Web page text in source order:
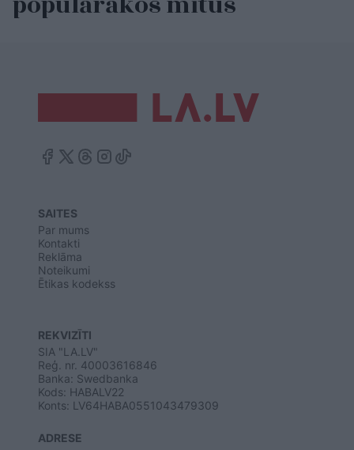
SAITES
Par mums
Kontakti
Reklāma
Noteikumi
Ētikas kodekss
REKVIZĪTI
SIA "LA.LV"
Reģ. nr. 40003616846
Banka: Swedbanka
Kods: HABALV22
Konts: LV64HABA0551043479309
ADRESE